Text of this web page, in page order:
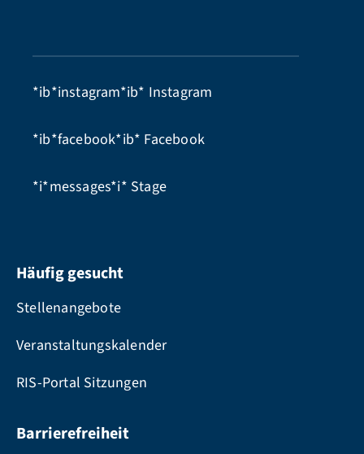
*ib*instagram*ib* Instagram
*ib*facebook*ib* Facebook
*i*messages*i* Stage
Häufig gesucht
Stellenangebote
Veranstaltungskalender
RIS-Portal Sitzungen
Barrierefreiheit